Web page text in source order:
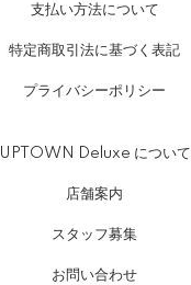
支払い方法について
特定商取引法に基づく表記
プライバシーポリシー
UPTOWN Deluxe について
店舗案内
スタッフ募集
お問い合わせ